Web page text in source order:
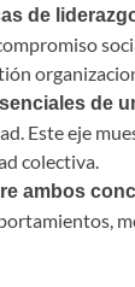
de
de
Este eje
colectiva.
ambos